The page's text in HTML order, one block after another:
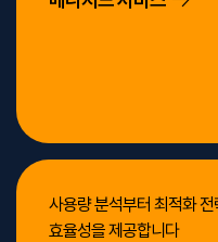
사용량 분석부터 최적화
효율성을 제공합니다